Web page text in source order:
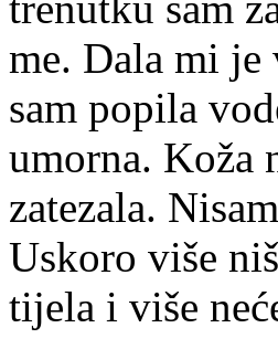
me. Dala mi je
sam popila
umorna. Koža
zatezala.
Uskoro više
tijela i više